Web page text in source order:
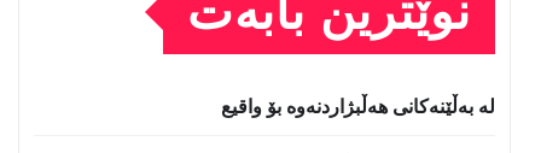
نوێترین بابەت
لە بەڵێنەکانی هەڵبژاردنەوە بۆ واقیع